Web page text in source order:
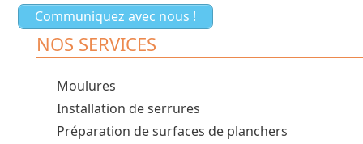
Communiquez avec nous !
NOS SERVICES
Moulures
Installation de serrures
Préparation de surfaces de planchers